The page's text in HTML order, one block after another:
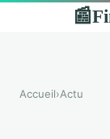
📰
Accueil›Actu